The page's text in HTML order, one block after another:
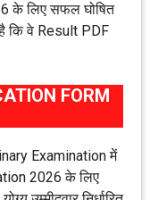
के लिए सफल घोषित
है कि वे Result PDF
FORM
Examination में
2026 के लिए